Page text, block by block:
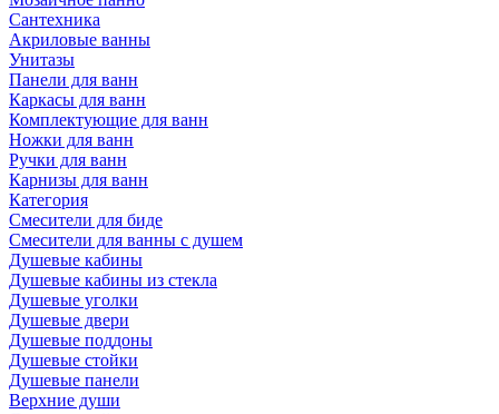
Сантехника
Акриловые ванны
Унитазы
Панели для ванн
Каркасы для ванн
Комплектующие для ванн
Ножки для ванн
Ручки для ванн
Карнизы для ванн
Категория
Смесители для биде
Смесители для ванны с душем
Душевые кабины
Душевые кабины из стекла
Душевые уголки
Душевые двери
Душевые поддоны
Душевые стойки
Душевые панели
Верхние души